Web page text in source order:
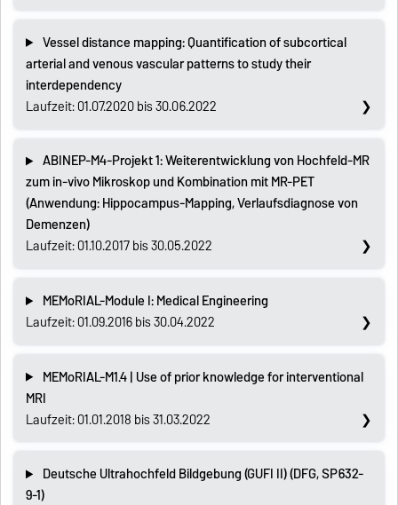
Vessel distance mapping: Quantification of subcortical
arterial and venous vascular patterns to study their
interdependency
Laufzeit: 01.07.2020 bis 30.06.2022
ABINEP-M4-Projekt 1: Weiterentwicklung von Hochfeld-MR
zum in-vivo Mikroskop und Kombination mit MR-PET
(Anwendung: Hippocampus-Mapping, Verlaufsdiagnose von
Demenzen)
Laufzeit: 01.10.2017 bis 30.05.2022
MEMoRIAL-Module I: Medical Engineering
Laufzeit: 01.09.2016 bis 30.04.2022
MEMoRIAL-M1.4 | Use of prior knowledge for interventional
MRI
Laufzeit: 01.01.2018 bis 31.03.2022
Deutsche Ultrahochfeld Bildgebung (GUFI II) (DFG, SP632-
9-1)